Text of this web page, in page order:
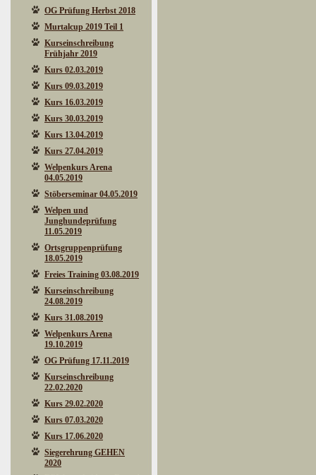
OG Prüfung Herbst 2018
Murtalcup 2019 Teil 1
Kurseinschreibung
Frühjahr 2019
Kurs 02.03.2019
Kurs 09.03.2019
Kurs 16.03.2019
Kurs 30.03.2019
Kurs 13.04.2019
Kurs 27.04.2019
Welpenkurs Arena
04.05.2019
Stöberseminar 04.05.2019
Welpen und
Junghundeprüfung
11.05.2019
Ortsgruppenprüfung
18.05.2019
Freies Training 03.08.2019
Kurseinschreibung
24.08.2019
Kurs 31.08.2019
Welpenkurs Arena
19.10.2019
OG Prüfung 17.11.2019
Kurseinschreibung
22.02.2020
Kurs 29.02.2020
Kurs 07.03.2020
Kurs 17.06.2020
Siegerehrung GEHEN
2020